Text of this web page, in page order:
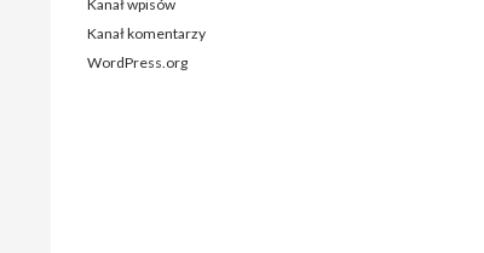
Kanał wpisów
Kanał komentarzy
WordPress.org